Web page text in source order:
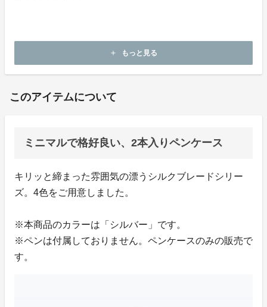
add もっと見る
このアイテムについて
ミニマルで格好良い、2本入りペンケース
キリッと締まった雰囲気の漂うシルクブレードシリー
ズ。4色をご用意しました。
※本商品のカラーは「シルバー」です。
※ペンは付属しておりません。ペンケースのみの販売で
す。